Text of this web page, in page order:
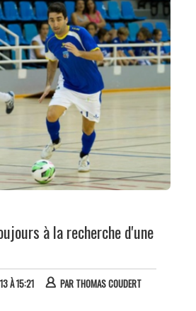
à la recherche d'une
À 15:21 PAR THOMAS COUDERT